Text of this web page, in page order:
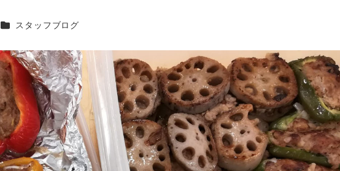
カテゴリー
スタッフブログ